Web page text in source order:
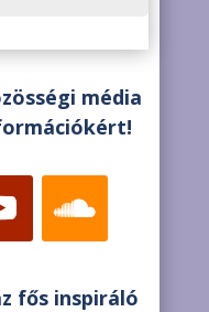
média
fős inspiráló